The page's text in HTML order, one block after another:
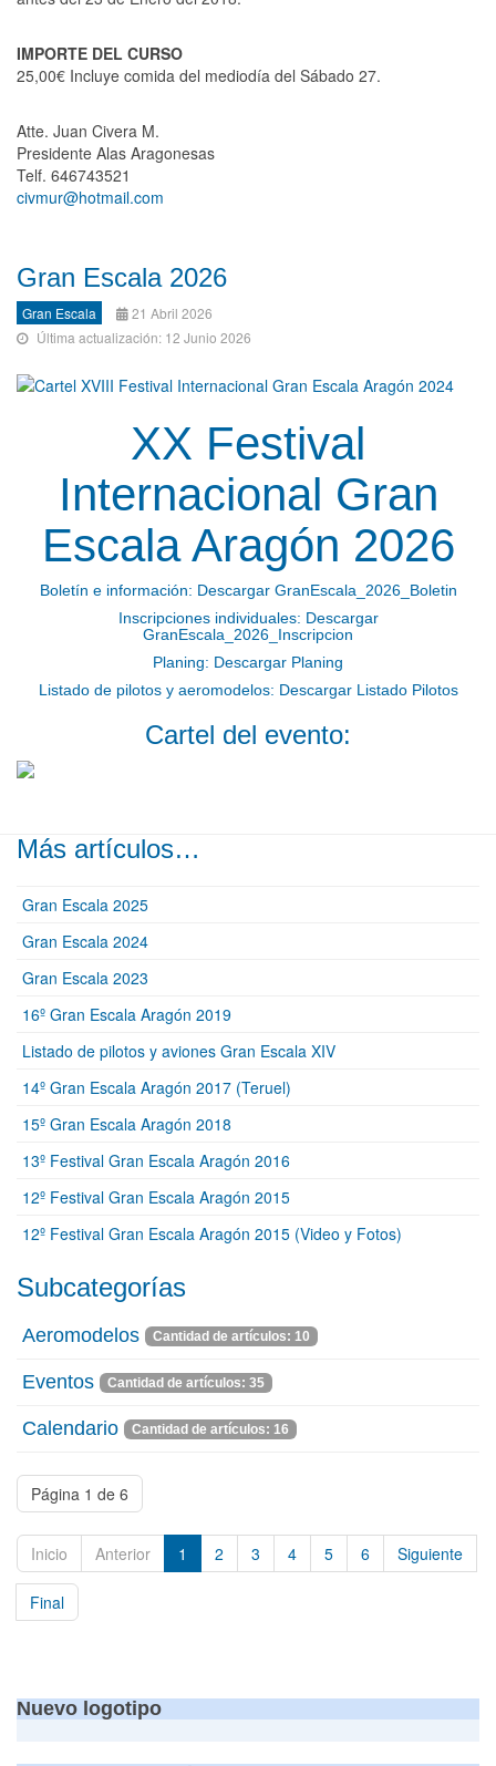
IMPORTE DEL CURSO
25,00€ Incluye comida del mediodía del Sábado 27.
Atte. Juan Civera M.
Presidente Alas Aragonesas
Telf. 646743521
civmur@hotmail.com
Gran Escala 2026
Gran Escala
21 Abril 2026
Última actualización: 12 Junio 2026
XX Festival
Internacional Gran
Escala Aragón 2026
Boletín e información: Descargar GranEscala_2026_Boletin
Inscripciones individuales: Descargar
GranEscala_2026_Inscripcion
Planing: Descargar Planing
Listado de pilotos y aeromodelos: Descargar Listado Pilotos
Cartel del evento:
Más artículos…
Gran Escala 2025
Gran Escala 2024
Gran Escala 2023
16º Gran Escala Aragón 2019
Listado de pilotos y aviones Gran Escala XIV
14º Gran Escala Aragón 2017 (Teruel)
15º Gran Escala Aragón 2018
13º Festival Gran Escala Aragón 2016
12º Festival Gran Escala Aragón 2015
12º Festival Gran Escala Aragón 2015 (Video y Fotos)
Subcategorías
Aeromodelos Cantidad de artículos: 10
Eventos Cantidad de artículos: 35
Calendario Cantidad de artículos: 16
Página 1 de 6
Inicio Anterior 1 2 3 4 5 6 Siguiente
Final
Nuevo logotipo